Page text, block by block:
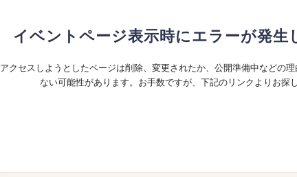
イベントページ表示時にエラーが発生
アクセスしようとしたページは削除、変更されたか、公開準備中などの
ない可能性があります。お手数ですが、下記のリンクよりお探